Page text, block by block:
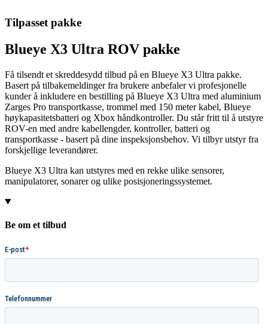
Tilpasset pakke
Blueye X3 Ultra ROV pakke
Få tilsendt et skreddesydd tilbud på en Blueye X3 Ultra pakke.
Basert på tilbakemeldinger fra brukere anbefaler vi profesjonelle
kunder å inkludere en bestilling på Blueye X3 Ultra med aluminium
Zarges Pro transportkasse, trommel med 150 meter kabel, Blueye
høykapasitetsbatteri og Xbox håndkontroller. Du står fritt til å utstyre
ROV-en med andre kabellengder, kontroller, batteri og
transportkasse - basert på dine inspeksjonsbehov. Vi tilbyr utstyr fra
forskjellige leverandører.
Blueye X3 Ultra kan utstyres med en rekke ulike sensorer,
manipulatorer, sonarer og ulike posisjoneringssystemet.
Be om et tilbud